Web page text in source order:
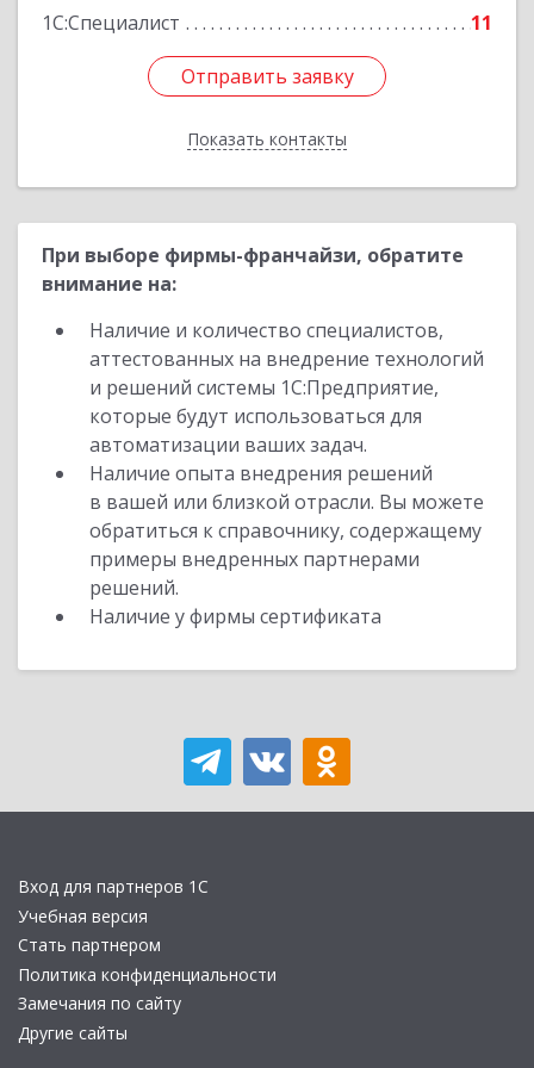
1С:Специалист
11
Отправить заявку
Показать контакты
Отправить заявку
Назад
При выборе фирмы-франчайзи, обратите
внимание на:
Наличие и количество специалистов,
аттестованных на внедрение технологий
и решений системы 1С:Предприятие,
которые будут использоваться для
автоматизации ваших задач.
Наличие опыта внедрения решений
в вашей или близкой отрасли. Вы можете
обратиться к справочнику, содержащему
примеры внедренных партнерами
решений.
Наличие у фирмы сертификата
Вход для партнеров 1С
Учебная версия
Стать партнером
Политика конфиденциальности
Замечания по сайту
Другие сайты